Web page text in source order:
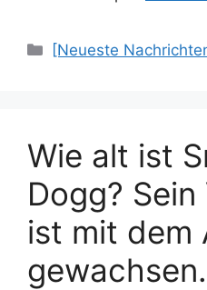
Categories
[Neueste
Wie alt ist
Dogg?
ist mit dem
gewachsen.